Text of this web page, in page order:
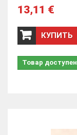
13,11 €
КУПИТЬ
Товар доступен